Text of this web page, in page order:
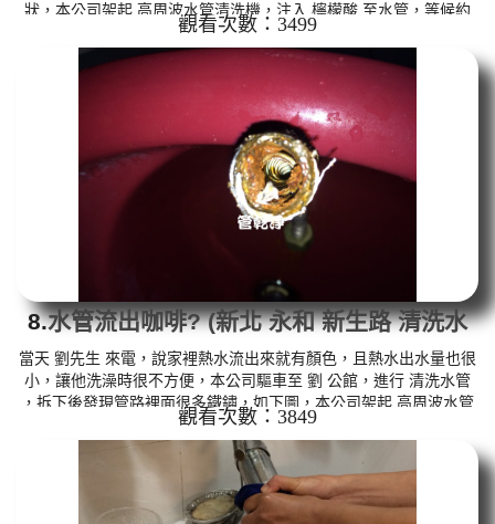
狀，本公司架起 高周波水管清洗機，注入 檸檬酸 至水管，等候約
15分鐘，利用 水管清洗機 ，開啟 微氣泡 模式，但怎麼也不見效
果，本公司改用特殊工法，把水管內的污垢及異物沖出來，沒想到
居然沖出一個兩公分的塑膠碎片，如下圖，這時洗出來的水呈咖啡
色，看起來像咖啡，如影片，王先生 說，怎麼水管裡面會塞住這東
西。 如是自來水，如水管老化，會產生鐵鏽跟泥沙堆積，洗出來的
水就會...
觀看次數：3499
8.水管流出咖啡? (新北 永和 新生路 清洗水
管)
當天 劉先生 來電，說家裡熱水流出來就有顏色，且熱水出水量也很
小，讓他洗澡時很不方便，本公司驅車至 劉 公館，進行 清洗水管
，拆下後發現管路裡面很多鐵鏽，如下圖，本公司架起 高周波水管
清洗機，注入 檸檬酸 至水管，等候約15分鐘，利用 水管清洗機 ，
開啟 微氣泡 模式，把水管內的污垢及異物沖出來，洗出來的水呈黃
色，看起來像咖啡，如下圖及影片，劉先生 說，房子才12年，水管
怎麼會這麼髒。 如是自來水，如水管老化，會產生鐵鏽跟泥沙堆
積，洗出來的水就會是咖啡色，地下水含有氧化錳，管壁上會結成
觀看次數：3849